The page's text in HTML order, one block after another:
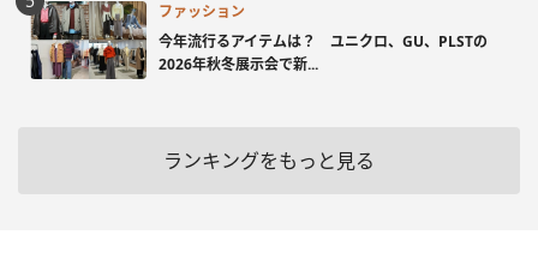
ファッション
今年流行るアイテムは？ ユニクロ、GU、PLSTの
2026年秋冬展示会で新...
ランキングをもっと見る